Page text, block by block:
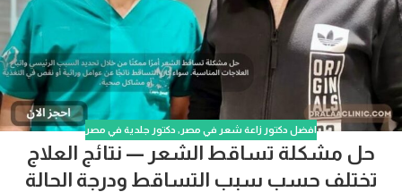
افضل دكتور زاعة شعر في مصر , دكتور جلدية في مصر
حل مشكلة تساقط الشعر — نتائج العلاج
تختلف حسب سبب التساقط ودرجة الحالة